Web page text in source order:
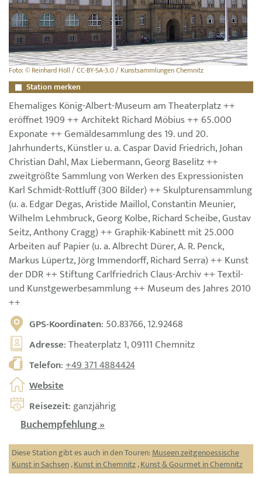
Foto: © Reinhard Höll / CC-BY-SA-3.0 / Kunstsammlungen Chemnitz
Station merken
Ehemaliges König-Albert-Museum am Theaterplatz ++
eröffnet 1909 ++ Architekt Richard Möbius ++ 65.000
Exponate ++ Gemäldesammlung des 19. und 20.
Jahrhunderts, Künstler u. a. Caspar David Friedrich, Johan
Christian Dahl, Max Liebermann, Georg Baselitz ++
zweitgrößte Sammlung von Werken des Expressionisten
Karl Schmidt-Rottluff (300 Bilder) ++ Skulpturensammlung
(u. a. Edgar Degas, Aristide Maillol, Constantin Meunier,
Wilhelm Lehmbruck, Georg Kolbe, Richard Scheibe, Gustav
Seitz, Anthony Cragg) ++ Graphik-Kabinett mit 25.000
Arbeiten auf Papier (u. a. Albrecht Dürer, A. R. Penck,
Markus Lüpertz, Jörg Immendorff, Richard Serra) ++ Kunst
der DDR ++ Stiftung Carlfriedrich Claus-Archiv ++ Textil-
und Kunstgewerbesammlung ++ Museum des Jahres 2010
++
GPS-Koordinaten: 50.83766, 12.92468
Adresse: Theaterplatz 1, 09111 Chemnitz
Telefon:+49 371 4884424
Website
Reisezeit: ganzjährig
Buchempfehlung »
Diese Station gibt es auch in den Touren:Museen zeitgenoessische
Kunst in Sachsen,Kunst in Chemnitz,Kunst & Gourmet in Chemnitz